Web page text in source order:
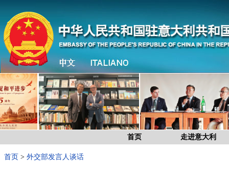
首页 走进意大利
首页 > 外交部发言人谈话